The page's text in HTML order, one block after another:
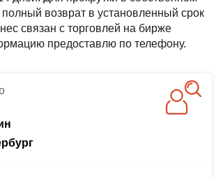
возврат в установленный срок
связан с торговлей на бирже
предоставлю по телефону.